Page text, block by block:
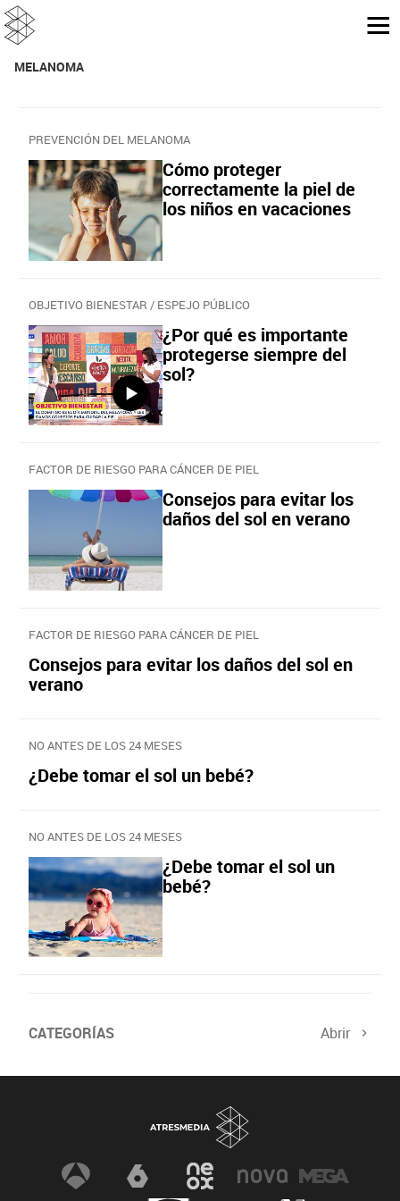
MELANOMA
PREVENCIÓN DEL MELANOMA
Cómo proteger
correctamente la piel de
los niños en vacaciones
OBJETIVO BIENESTAR / ESPEJO PÚBLICO
¿Por qué es importante
protegerse siempre del
sol?
FACTOR DE RIESGO PARA CÁNCER DE PIEL
Consejos para evitar los
daños del sol en verano
FACTOR DE RIESGO PARA CÁNCER DE PIEL
Consejos para evitar los daños del sol en
verano
NO ANTES DE LOS 24 MESES
¿Debe tomar el sol un bebé?
NO ANTES DE LOS 24 MESES
¿Debe tomar el sol un
bebé?
CATEGORÍAS Abrir